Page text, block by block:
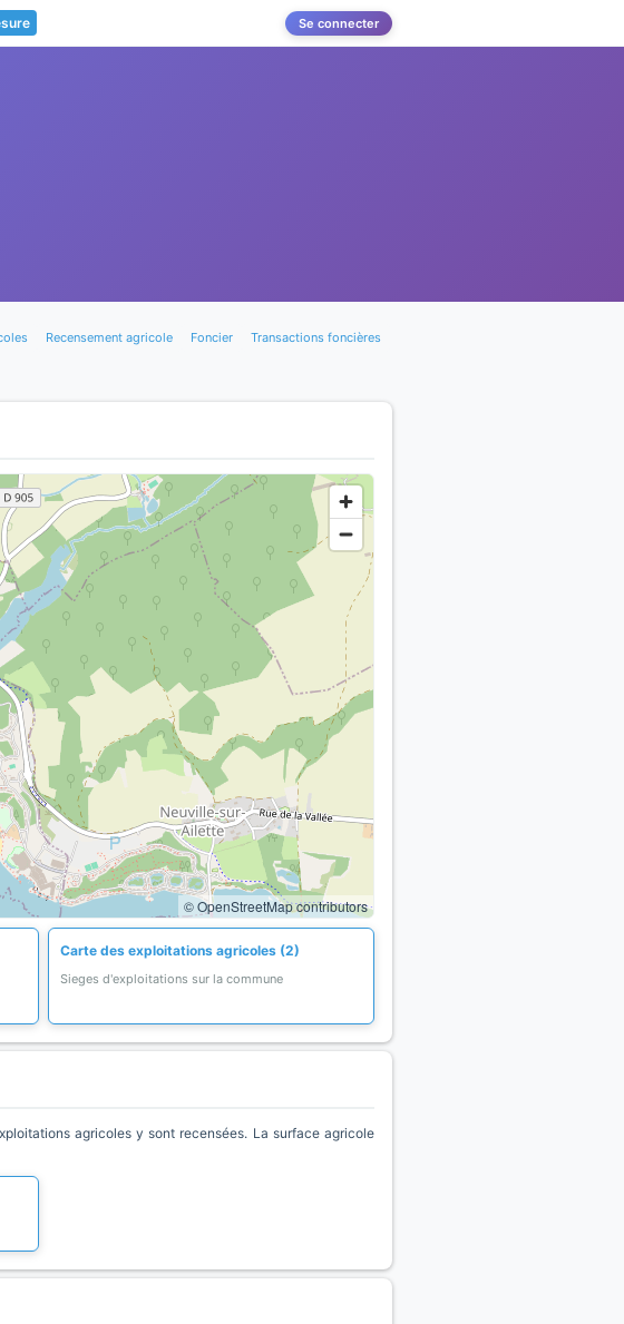
Se connecter
Recensement agricole Foncier
Transactions foncières
© OpenStreetMap contributors
Carte des exploitations agricoles (2)
Sieges d'exploitations sur la commune
agricoles y sont recensées. La surface agricole